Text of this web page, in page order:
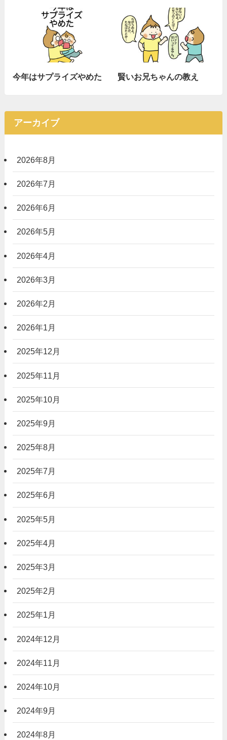
今年はサプライズやめた 賢いお兄ちゃんの教え
アーカイブ
2026年8月
2026年7月
2026年6月
2026年5月
2026年4月
2026年3月
2026年2月
2026年1月
2025年12月
2025年11月
2025年10月
2025年9月
2025年8月
2025年7月
2025年6月
2025年5月
2025年4月
2025年3月
2025年2月
2025年1月
2024年12月
2024年11月
2024年10月
2024年9月
2024年8月